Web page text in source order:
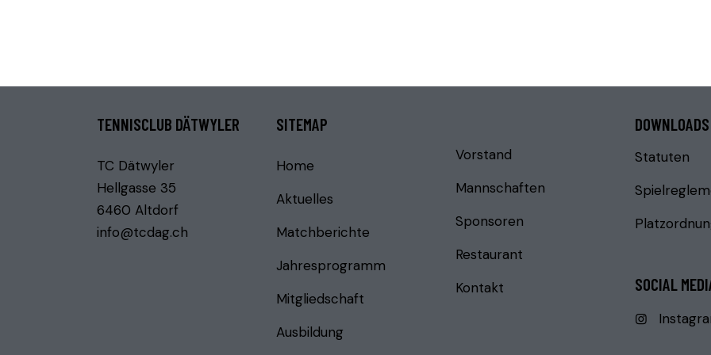
TENNISCLUB DÄTWYLER
TC Dätwyler
Hellgasse 35
6460 Altdorf
info@tcdag.ch
SITEMAP
Home
Aktuelles
Matchberichte
Jahresprogramm
Mitgliedschaft
Ausbildung
Vorstand
Mannschaften
Sponsoren
Restaurant
Kontakt
DOWNLOADS
Statuten
SOCIAL